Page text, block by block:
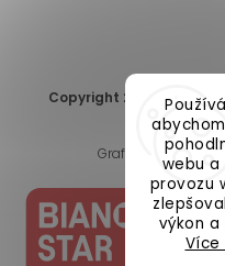
webu a
provozu
výkon
Copyright 2026 DomaLEP
Upravit
Grafický návrh